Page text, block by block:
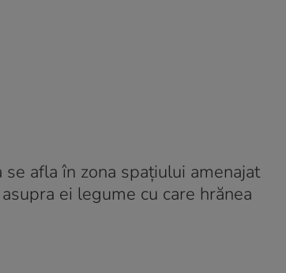
afla în zona spațiului amenajat
ei legume cu care hrănea